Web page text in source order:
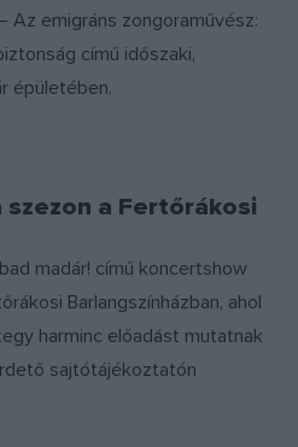
Az emigráns zongoraművész:
című időszaki,
épületében.
szezon a Fertőrákosi
madár! című koncertshow
Barlangszínházban, ahol
harminc előadást mutatnak
sajtótájékoztatón